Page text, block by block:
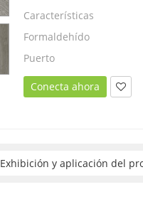
Características
Formaldehído
Puerto
Conecta ahora
Exhibición y aplicación del